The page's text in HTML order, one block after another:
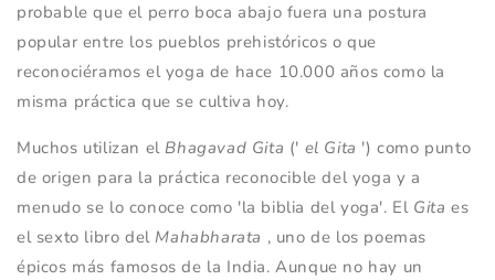
probable que el perro boca abajo fuera una postura
popular entre los pueblos prehistóricos o que
reconociéramos el yoga de hace 10.000 años como la
misma práctica que se cultiva hoy.
Muchos utilizan el Bhagavad Gita (' el Gita ') como punto
de origen para la práctica reconocible del yoga y a
menudo se lo conoce como 'la biblia del yoga'. El Gita es
el sexto libro del Mahabharata , uno de los poemas
épicos más famosos de la India. Aunque no hay un